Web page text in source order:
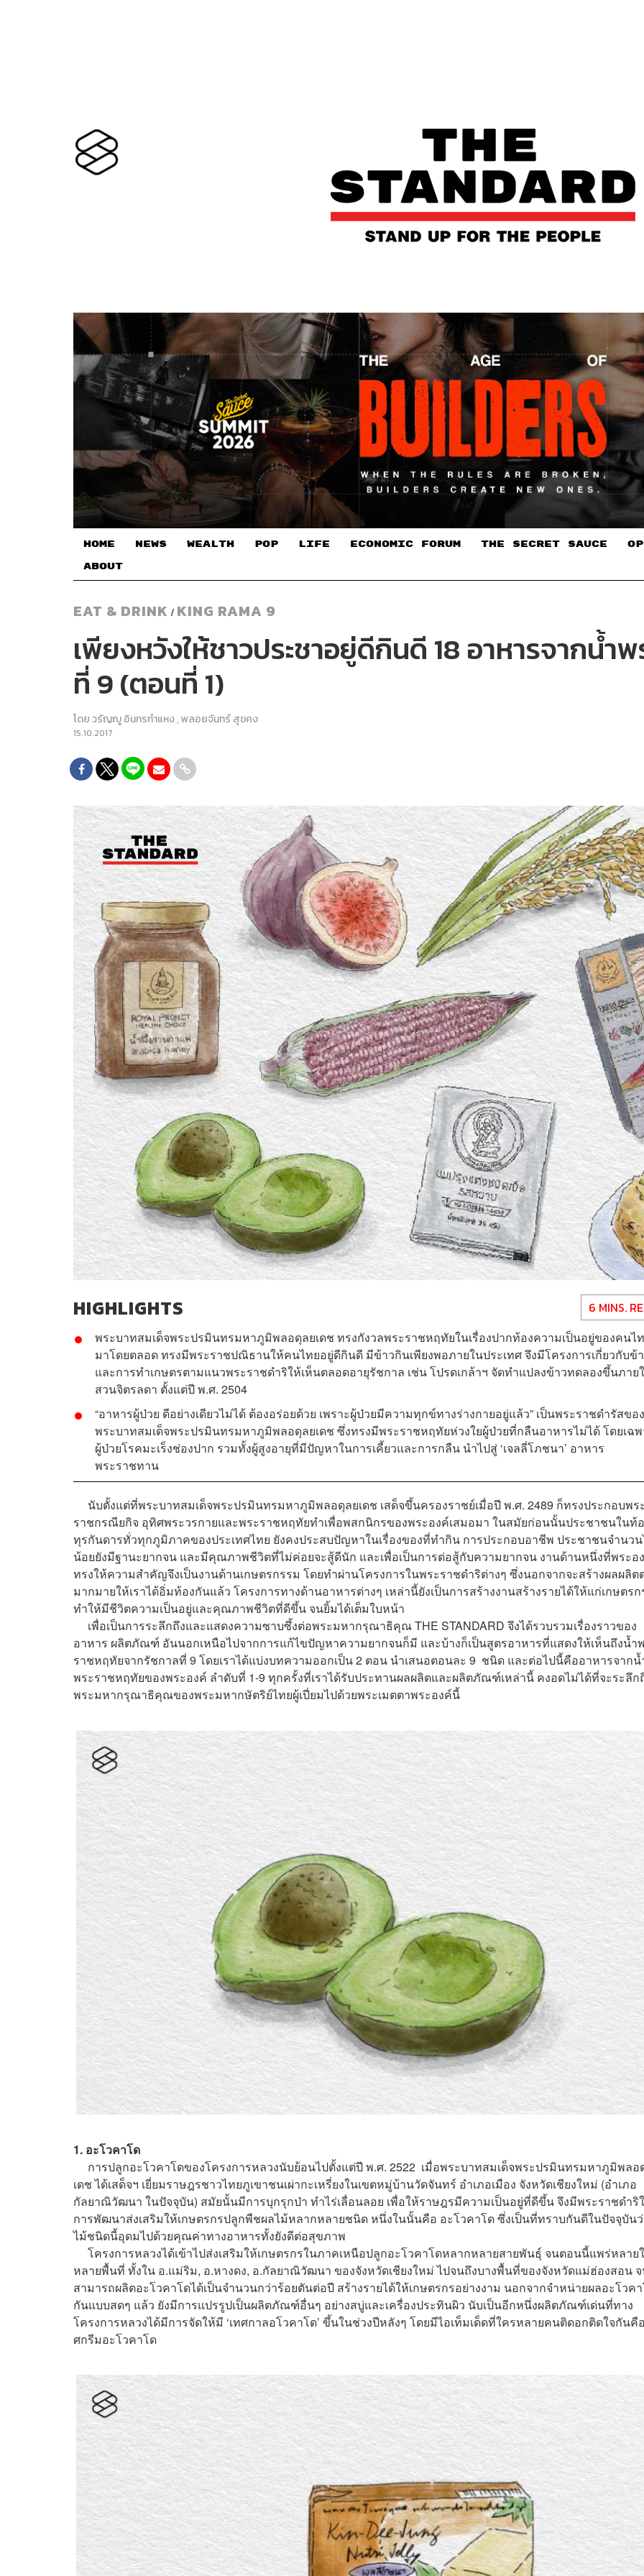
HOME NEWS WEALTH POP LIFE ECONOMIC FORUM THE SECRET SAUCE​
ABOUT
EAT & DRINK / KING RAMA 9
เพียงหวังให้ชาวประชาอยู่ดีกินดี 18 อาหารจากน้ำ
ที่ 9 (ตอนที่ 1)
โดยวรัญญู อินทรกำแหง,พลอยจันทร์ สุขคง
15.10.2017
HIGHLIGHTS 6 MINS.
พระบาทสมเด็จพระปรมินทรมหาภูมิพลอดุลยเดช ทรงกังวลพระราชหฤทัยในเรื่องปากท้องความเป็นอยู่ของคนไ
มาโดยตลอด ทรงมีพระราชปณิธานให้คนไทยอยู่ดีกินดี มีข้าวกินเพียงพอภายในประเทศ จึงมีโครงการเกี่ยวกับข้
และการทำเกษตรตามแนวพระราชดำริให้เห็นตลอดอายุรัชกาล เช่น โปรดเกล้าฯ จัดทำแปลงข้าวทดลองขึ้นภาย
สวนจิตรลดา ตั้งแต่ปี พ.ศ. 2504
“อาหารผู้ป่วย ดีอย่างเดียวไม่ได้ ต้องอร่อยด้วย เพราะผู้ป่วยมีความทุกข์ทางร่างกายอยู่แล้ว” เป็นพระราชดำรัสของ
พระบาทสมเด็จพระปรมินทรมหาภูมิพลอดุลยเดช ซึ่งทรงมีพระราชหฤทัยห่วงใยผู้ป่วยที่กลืนอาหารไม่ได้ โดยเฉพ
ผู้ป่วยโรคมะเร็งช่องปาก รวมทั้งผู้สูงอายุที่มีปัญหาในการเคี้ยวและการกลืน นำไปสู่ ‘เจลลี่โภชนา’ อาหาร
พระราชทาน
นับตั้งแต่ที่พระบาทสมเด็จพระปรมินทรมหาภูมิพลอดุลยเดช เสด็จขึ้นครองราชย์เมื่อปีพ.ศ. 2489 ก็ทรงประกอบพระ
ราชกรณียกิจ อุทิศพระวรกายและพระราชหฤทัยทำเพื่อพสกนิกรของพระองค์เสมอมา ในสมัยก่อนนั้นประชาชนในท้
ทุรกันดารทั่วทุกภูมิภาคของประเทศไทย ยังคงประสบปัญหาในเรื่องของที่ทำกิน การประกอบอาชีพ ประชาชนจำนว
น้อยยังมีฐานะยากจน และมีคุณภาพชีวิตที่ไม่ค่อยจะสู้ดีนัก และเพื่อเป็นการต่อสู้กับความยากจน งานด้านหนึ่งที่พระอ
ทรงให้ความสำคัญจึงเป็นงานด้านเกษตรกรรม โดยทำผ่านโครงการในพระราชดำริต่างๆ ซึ่งนอกจากจะสร้างผลผลิต
มากมายให้เราได้อิ่มท้องกันแล้ว โครงการทางด้านอาหารต่างๆ เหล่านี้ยังเป็นการสร้างงานสร้างรายได้ให้แก่เกษตรก
ทำให้มีชีวิตความเป็นอยู่และคุณภาพชีวิตที่ดีขึ้น จนยิ้มได้เต็มใบหน้า
เพื่อเป็นการระลึกถึงและแสดงความซาบซึ้งต่อพระมหากรุณาธิคุณ THE STANDARD จึงได้รวบรวมเรื่องราวของ
อาหาร ผลิตภัณฑ์ อันนอกเหนือไปจากการแก้ไขปัญหาความยากจนก็มี และบ้างก็เป็นสูตรอาหารที่แสดงให้เห็นถึงน้ำ
ราชหฤทัยจากรัชกาลที่ 9 โดยเราได้แบ่งบทความออกเป็น 2 ตอน นำเสนอตอนละ 9 ชนิด และต่อไปนี้คืออาหารจากน้
พระราชหฤทัยของพระองค์ ลำดับที่ 1-9 ทุกครั้งที่เราได้รับประทานผลผลิตและผลิตภัณฑ์เหล่านี้ คงอดไม่ได้ที่จะระลึก
พระมหากรุณาธิคุณของพระมหากษัตริย์ไทยผู้เปี่ยมไปด้วยพระเมตตาพระองค์นี้
1. อะโวคาโด
การปลูกอะโวคาโดของโครงการหลวงนับย้อนไปตั้งแต่ปี พ.ศ. 2522 เมื่อพระบาทสมเด็จพระปรมินทรมหาภูมิพลอ
เดช ได้เสด็จฯ เยี่ยมราษฎรชาวไทยภูเขาชนเผ่ากะเหรี่ยงในเขตหมู่บ้านวัดจันทร์ อำเภอเมือง จังหวัดเชียงใหม่ (อำเภอ
กัลยาณิวัฒนา ในปัจจุบัน) สมัยนั้นมีการบุกรุกป่า ทำไร่เลื่อนลอย เพื่อให้ราษฎรมีความเป็นอยู่ที่ดีขึ้น จึงมีพระราชดำริ
การพัฒนาส่งเสริมให้เกษตรกรปลูกพืชผลไม้หลากหลายชนิด หนึ่งในนั้นคือ อะโวคาโด ซึ่งเป็นที่ทราบกันดีในปัจจุบัน
ไม้ชนิดนี้อุดมไปด้วยคุณค่าทางอาหารทั้งยังดีต่อสุขภาพ
โครงการหลวงได้เข้าไปส่งเสริมให้เกษตรกรในภาคเหนือปลูกอะโวคาโดหลากหลายสายพันธุ์ จนตอนนี้แพร่หลาย
หลายพื้นที่ ทั้งใน อ.แม่ริม, อ.หางดง, อ.กัลยาณิวัฒนา ของจังหวัดเชียงใหม่ ไปจนถึงบางพื้นที่ของจังหวัดแม่ฮ่องสอน
สามารถผลิตอะโวคาโดได้เป็นจำนวนกว่าร้อยตันต่อปี สร้างรายได้ให้เกษตรกรอย่างงาม นอกจากจำหน่ายผลอะโวค
กันแบบสดๆ แล้ว ยังมีการแปรรูปเป็นผลิตภัณฑ์อื่นๆ อย่างสบู่และเครื่องประทินผิว นับเป็นอีกหนึ่งผลิตภัณฑ์เด่นที่ทาง
โครงการหลวงได้มีการจัดให้มี ‘เทศกาลอโวคาโด’ ขึ้นในช่วงปีหลังๆ โดยมีไอเท็มเด็ดที่ใครหลายคนติดอกติดใจกันคื
ศกรีมอะโวคาโด